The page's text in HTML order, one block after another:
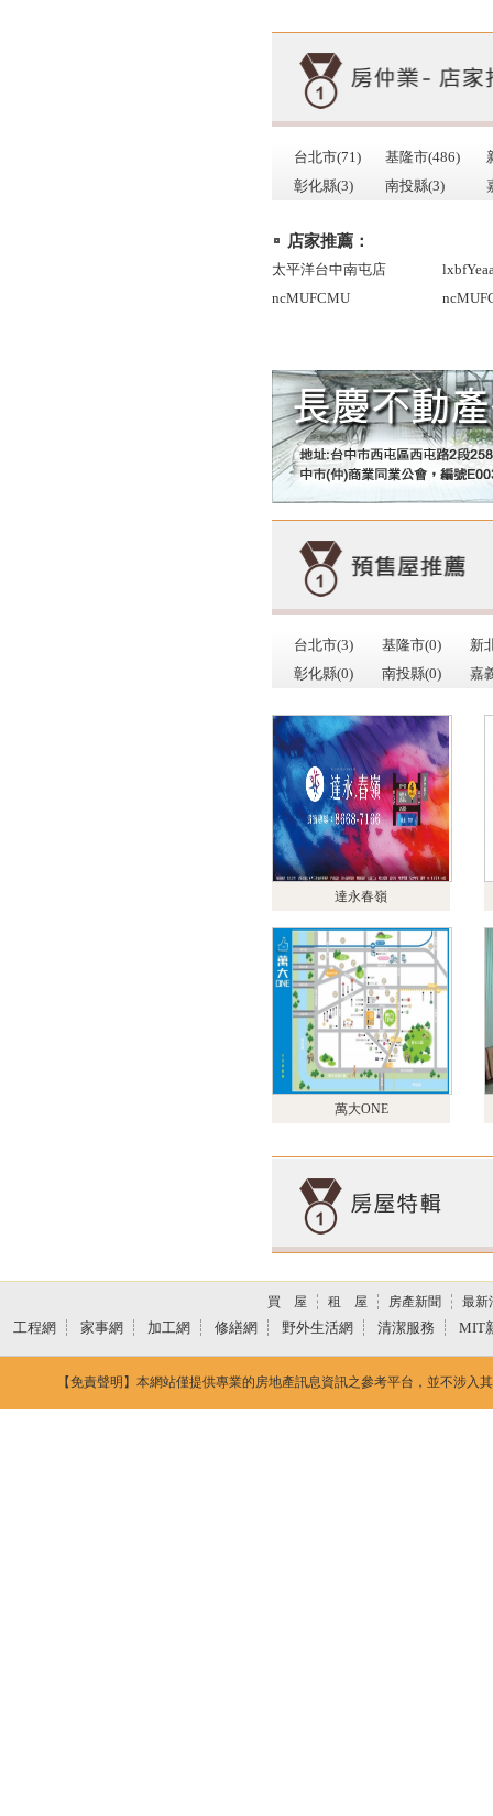
台北市(71) 基隆市(486)
彰化縣(3)
南投縣(3)
店家推薦：
太平洋台中南屯店
ncMUFCMU
台北市(3) 基隆市(0)
新
彰化縣(0)
南投縣(0) 嘉
達永春嶺
萬大ONE
買 屋 租 屋 房產新聞 最新
工程網 家事網 加工網 修繕網 野外生活網 清潔服務 MIT
【免責聲明】本網站僅提供專業的房地產訊息資訊之參考平台，並不涉